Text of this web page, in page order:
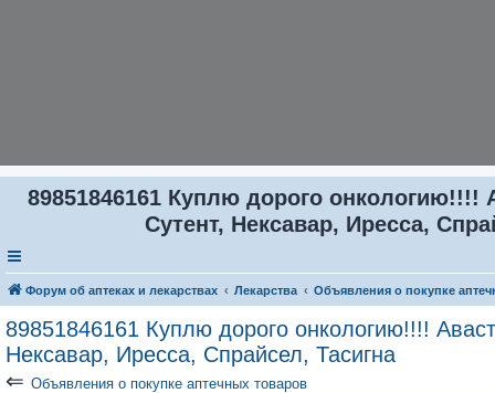
89851846161 Куплю дорого онкологию!!!!
Сутент, Нексавар, Иресса,
Форум об аптеках и лекарствах Лекарства Объявления о покупке
89851846161 Куплю дорого онкологию!!!!
Нексавар, Иресса, Спрайсел, Тасигна
⇐ Объявления о покупке аптечных товаров